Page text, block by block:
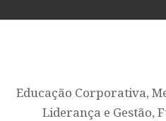
Educação Corporativa,
Liderança e Gestão,